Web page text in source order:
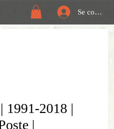
Se connecter
1991-2018 |
|